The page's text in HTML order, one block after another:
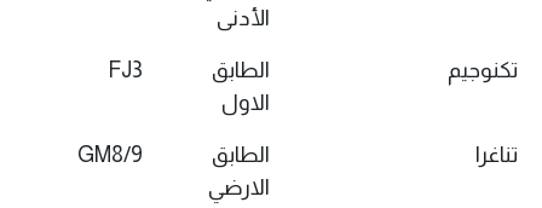
الأدنى
تكنوجيم
الطابق
الاول
FJ3
تناغرا
الطابق
الارضي
GM8/9